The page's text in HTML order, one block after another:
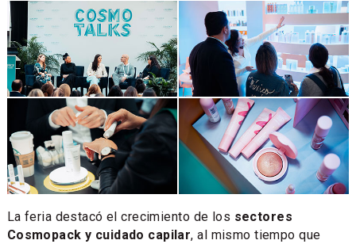
La feria destacó el crecimiento de los sectores
Cosmopack y cuidado capilar, al mismo tiempo que